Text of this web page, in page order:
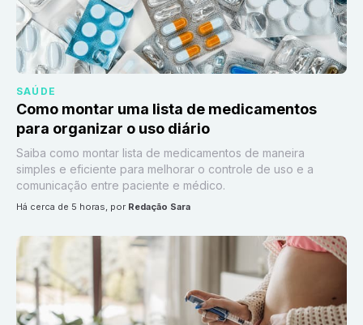
SAÚDE
Como montar uma lista de medicamentos
para organizar o uso diário
Saiba como montar lista de medicamentos de maneira
simples e eficiente para melhorar o controle de uso e a
comunicação entre paciente e médico.
há cerca de 5 horas, por Redação Sara